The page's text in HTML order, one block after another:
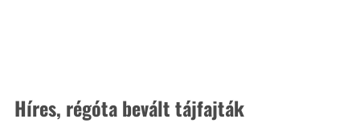
Híres, régóta bevált tájfajták